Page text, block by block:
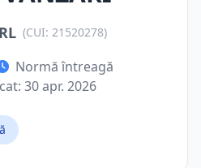
(CUI: 21520278)
Normă întreagă
30 apr. 2026